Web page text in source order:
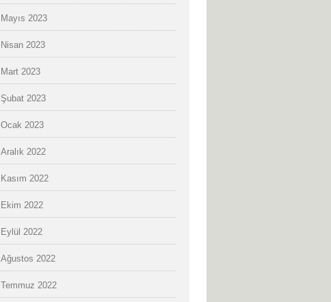
Mayıs 2023
Nisan 2023
Mart 2023
Şubat 2023
Ocak 2023
Aralık 2022
Kasım 2022
Ekim 2022
Eylül 2022
Ağustos 2022
Temmuz 2022